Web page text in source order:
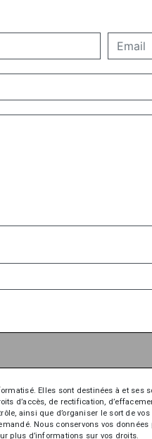
Elles sont destinées à et ses
d’accès, de rectification,
ainsi que d’organiser le sort de
Nous conservons vos
plus d’informations sur vos droits.